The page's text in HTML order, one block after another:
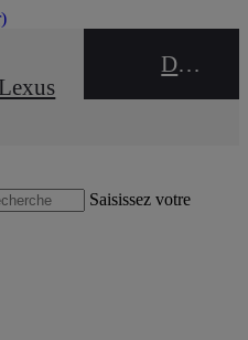
DEALER NAME
Saisissez votre